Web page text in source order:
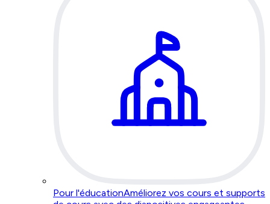
Pour l'éducationAméliorez vos cours et supports